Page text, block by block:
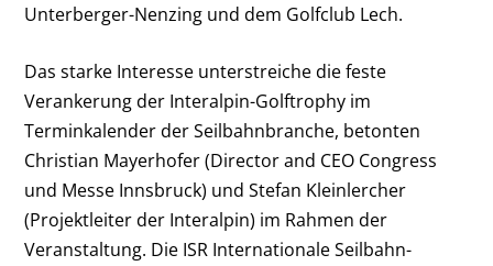
Unterberger-Nenzing und dem Golfclub Lech.
Das starke Interesse unterstreiche die feste
Verankerung der Interalpin-Golftrophy im
Terminkalender der Seilbahnbranche, betonten
Christian Mayerhofer (Director and CEO Congress
und Messe Innsbruck) und Stefan Kleinlercher
(Projektleiter der Interalpin) im Rahmen der
Veranstaltung. Die ISR Internationale Seilbahn-